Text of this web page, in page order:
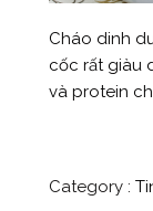
Cháo dinh
cốc rất giàu
và protein
Category :